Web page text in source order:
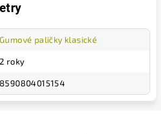
Gumové paličky klasické
2 roky
8590804015154